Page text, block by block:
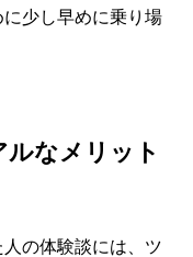
少し早めに乗り場
なメリット
の体験談には、ツ